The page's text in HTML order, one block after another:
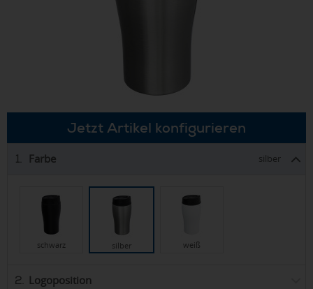
Jetzt Artikel konfigurieren
1. Farbe silber
schwarz silber weiß
2. Logoposition